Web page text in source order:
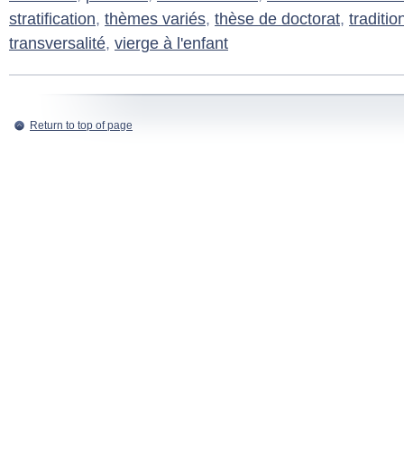
stratification, thèmes variés, thèse de doctorat,
transversalité, vierge à l'enfant
Return to top of page